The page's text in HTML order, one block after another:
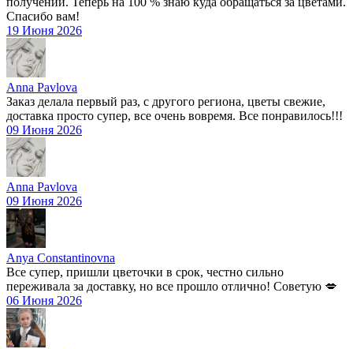
Спасибо вам!
19 Июня 2026
Anna Pavlova
Заказ делала первый раз, с другого региона, цветы свежие,
доставка просто супер, все очень вовремя. Все понравилось!!!
09 Июня 2026
Anna Pavlova
09 Июня 2026
Anya Constantinovna
Все супер, пришли цветочки в срок, честно сильно
переживала за доставку, но все прошло отлично! Советую 💋
06 Июня 2026